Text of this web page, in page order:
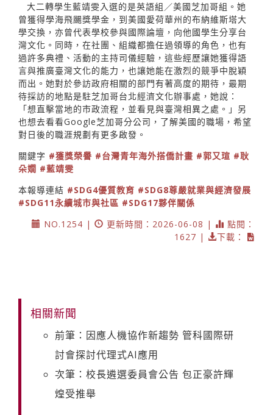
大二轉學生藍靖雯入選的是英語組／美國芝加哥組。她
曾獲得學海飛颺獎學金，到美國愛荷華州的布納維斯塔大
學交換，亦曾代表學校參與國際論壇，向他國學生分享台
灣文化。同時，在社團、組織都擔任過領導的角色，也有
過許多典禮、活動的主持司儀經驗，這些經歷讓她獲得語
言與推廣臺灣文化的能力，也讓她能在激烈的競爭中脫穎
而出。她對於參訪政府相關的部門有著高度的期待，最期
待採訪的地點是駐芝加哥台北經濟文化辦事處，她說：
「想直擊當地的市政流程，並看見與臺灣相異之處。」另
也想去看看Google芝加哥分公司，了解美國的職場，希望
對日後的職涯規劃有更多啟發。
關鍵字 #獲獎榮譽 #台灣青年海外搭僑計畫 #郭又瑄 #耿
朵嫺 #藍靖雯
本報導連結 #SDG4優質教育 #SDG8尊嚴就業與經濟發展
#SDG11永續城市與社區 #SDG17夥伴關係
NO.1254 |
更新時間：2026-06-08 |
點閱：
1627 |
下載：
相關新聞
前筆：因應人機協作新趨勢 管科國際研
討會探討代理式AI應用
次筆：校長遴選委員會公告 包正豪許輝
煌受推舉